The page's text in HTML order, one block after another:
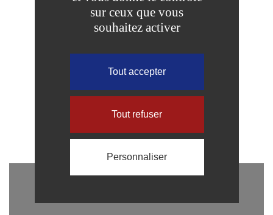
de 14h à 17h
Site internet de La Villette
sur ceux que vous
souhaitez activer
Tout accepter
Tout refuser
Personnaliser